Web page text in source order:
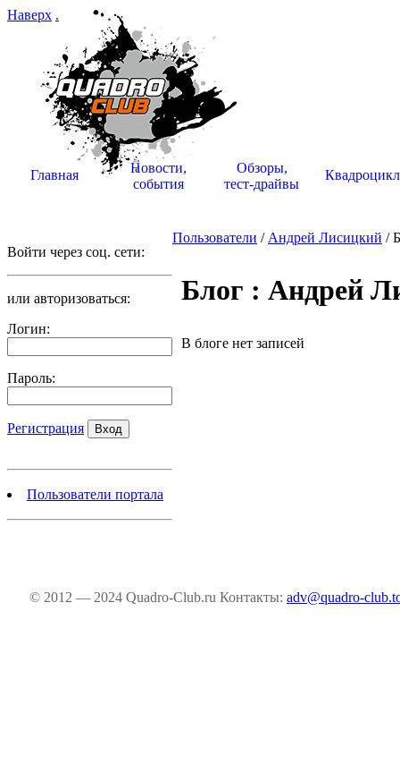
Наверх .
Главная
Новости,
события
Обзоры,
тест-драйвы
Войти через соц. сети:
или авторизоваться:
Логин:
Пароль:
Регистрация
Пользователи портала
Пользователи / Андрей Лисицкий /
Блог : Андрей
В блоге нет записей
© 2012 — 2024 Quadro-Club.ru Контакты: adv@quadro-